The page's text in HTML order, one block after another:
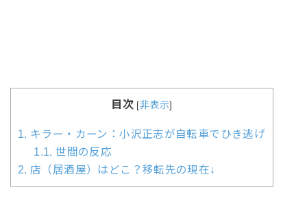
目次 [非表示]
1. キラー・カーン：小沢正志が自転車でひき逃げ
1.1. 世間の反応
2. 店（居酒屋）はどこ？移転先の現在↓